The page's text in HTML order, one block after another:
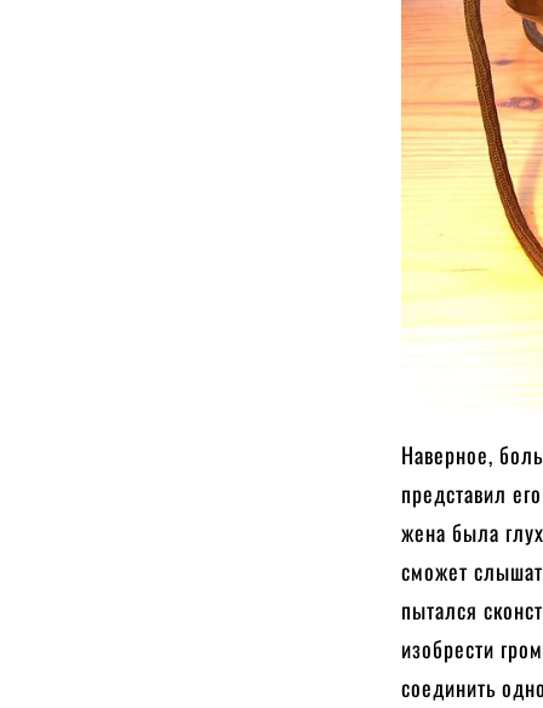
Наверное,
представил
жена была
сможет
пытался
изобрести
соединить